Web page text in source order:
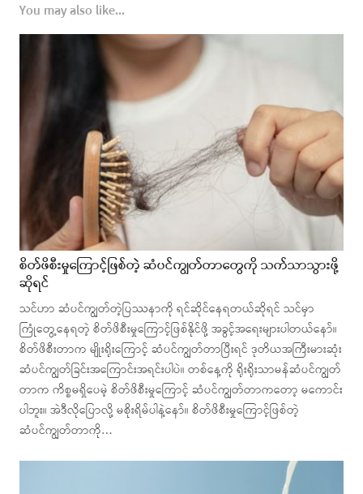
You may also like...
စိတ်ဖိစီးမှုကြောင့်ဖြစ်တဲ့ ဆံပင်ကျွတ်တာတွေကို သက်သာသွားဖို့
ဆိုရင်
သင်ဟာ ဆံပင်ကျွတ်တဲ့ပြဿနာကို ရင်ဆိုင်နေရတယ်ဆိုရင် သင်မှာ
ကြုံတွေ့နေရတဲ့ စိတ်ဖိစီးမှုကြောင့်ဖြစ်နိုင်ဖို့ အခွင့်အရေးများပါတယ်နော်။
စိတ်ဖိစီးတာက မျိုးရိုးကြောင့် ဆံပင်ကျွတ်တာပြီးရင် ဒုတိယအကြီးမားဆုံး
ဆံပင်ကျွတ်ခြင်းအကြောင်းအရင်းပါပဲ။ တစ်နေ့ကို ရိုးရိုးသာမန်ဆံပင်ကျွတ်
တာက ကိစ္စမရှိပေမဲ့ စိတ်ဖိစီးမှုကြောင့် ဆံပင်ကျွတ်တာကတော့ မကောင်း
ပါဘူး။ အဲဒီလိုပြောလို့ မစိုးရိမ်ပါနဲ့နော်။ စိတ်ဖိစီးမှုကြောင့်ဖြစ်တဲ့
ဆံပင်ကျွတ်တာကို…